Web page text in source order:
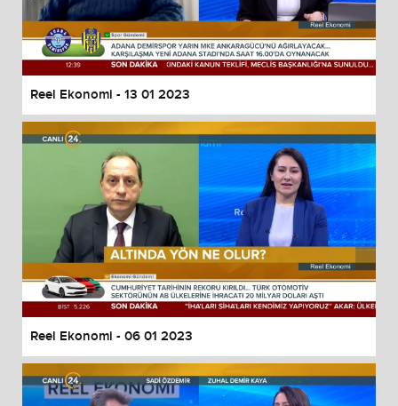
Reel Ekonomi - 13 01 2023
Reel Ekonomi - 06 01 2023